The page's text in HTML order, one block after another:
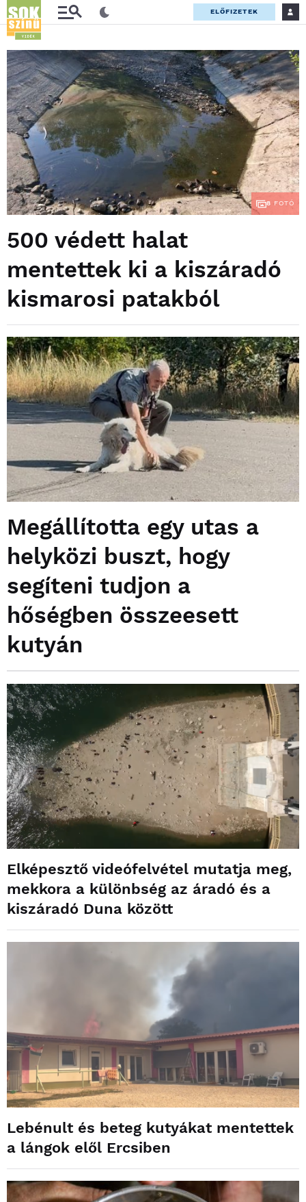
ELŐFIZETEK
8 FOTÓ
500 védett halat
mentettek ki a kiszáradó
kismarosi patakból
Megállította egy utas a
helyközi buszt, hogy
segíteni tudjon a
hőségben összeesett
kutyán
Elképesztő videófelvétel mutatja meg,
mekkora a különbség az áradó és a
kiszáradó Duna között
Lebénult és beteg kutyákat mentettek
a lángok elől Ercsiben